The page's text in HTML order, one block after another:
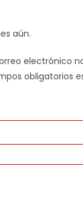
aún.
electrónico
obligatorios